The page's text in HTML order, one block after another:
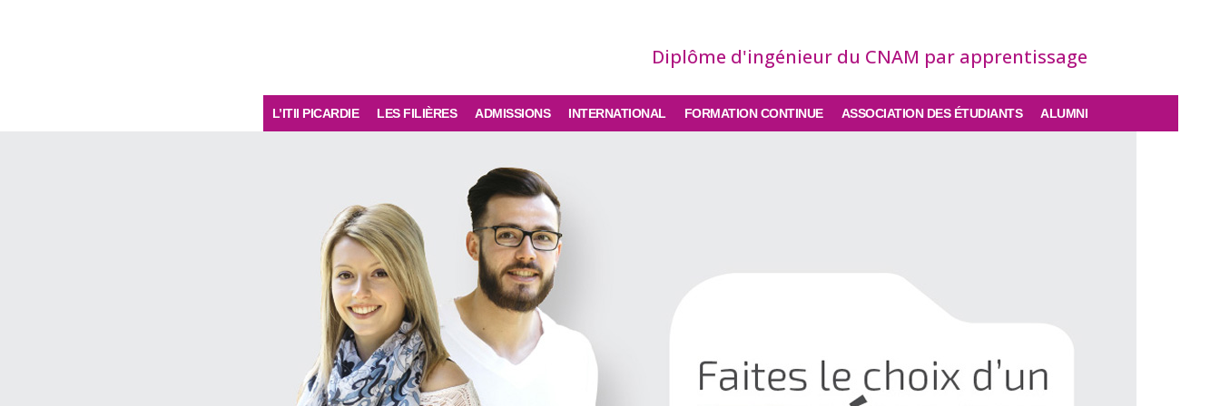
Diplôme d'ingénieur du CNAM par apprentissage
L’ITII PICARDIE LES FILIÈRES ADMISSIONS INTERNATIONAL FORMATION CONTINUE ASSOCIATION DES ÉTUDIANTS ALUMNI